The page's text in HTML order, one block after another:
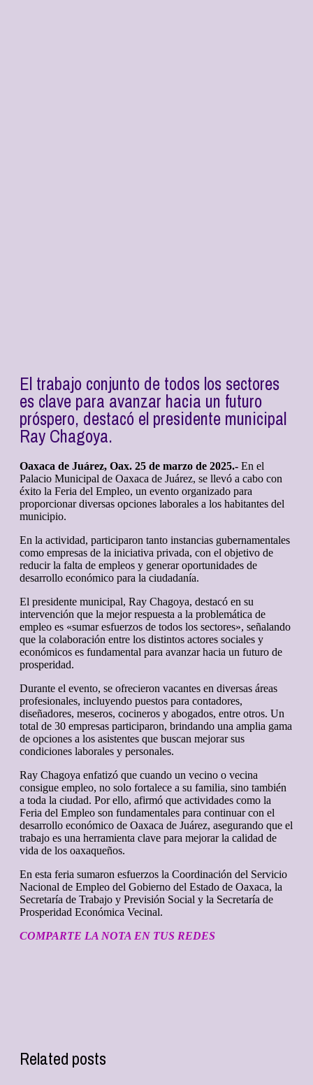
El trabajo conjunto de todos los sectores
es clave para avanzar hacia un futuro
próspero, destacó el presidente municipal
Ray Chagoya.
Oaxaca de Juárez, Oax. 25 de marzo de 2025.- En el
Palacio Municipal de Oaxaca de Juárez, se llevó a cabo con
éxito la Feria del Empleo, un evento organizado para
proporcionar diversas opciones laborales a los habitantes del
municipio.
En la actividad, participaron tanto instancias gubernamentales
como empresas de la iniciativa privada, con el objetivo de
reducir la falta de empleos y generar oportunidades de
desarrollo económico para la ciudadanía.
El presidente municipal, Ray Chagoya, destacó en su
intervención que la mejor respuesta a la problemática de
empleo es «sumar esfuerzos de todos los sectores», señalando
que la colaboración entre los distintos actores sociales y
económicos es fundamental para avanzar hacia un futuro de
prosperidad.
Durante el evento, se ofrecieron vacantes en diversas áreas
profesionales, incluyendo puestos para contadores,
diseñadores, meseros, cocineros y abogados, entre otros. Un
total de 30 empresas participaron, brindando una amplia gama
de opciones a los asistentes que buscan mejorar sus
condiciones laborales y personales.
Ray Chagoya enfatizó que cuando un vecino o vecina
consigue empleo, no solo fortalece a su familia, sino también
a toda la ciudad. Por ello, afirmó que actividades como la
Feria del Empleo son fundamentales para continuar con el
desarrollo económico de Oaxaca de Juárez, asegurando que el
trabajo es una herramienta clave para mejorar la calidad de
vida de los oaxaqueños.
En esta feria sumaron esfuerzos la Coordinación del Servicio
Nacional de Empleo del Gobierno del Estado de Oaxaca, la
Secretaría de Trabajo y Previsión Social y la Secretaría de
Prosperidad Económica Vecinal.
COMPARTE LA NOTA EN TUS REDES
Related posts